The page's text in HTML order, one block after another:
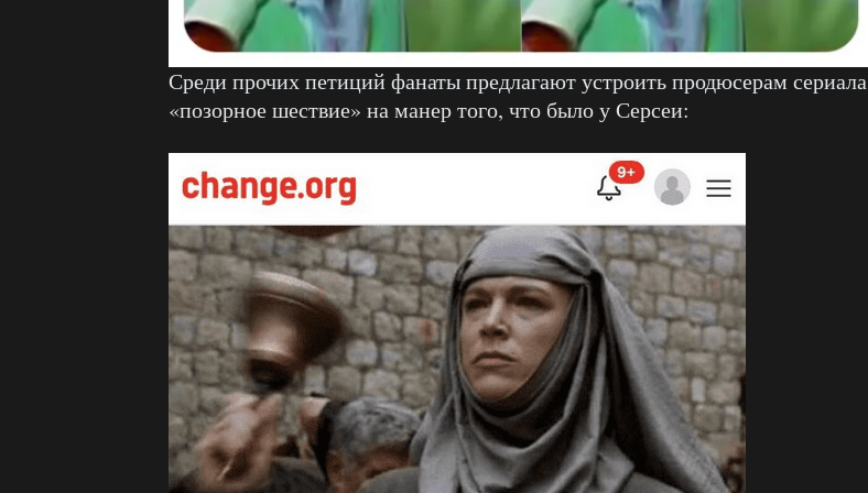
Среди прочих петиций фанаты предлагают устроить продюсерам сериала
«позорное шествие» на манер того, что было у Серсеи: